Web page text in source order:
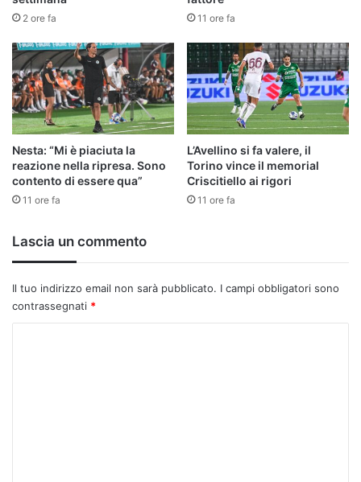
2 ore fa 11 ore fa
Nesta: “Mi è piaciuta la
reazione nella ripresa. Sono
contento di essere qua”
11 ore fa
L’Avellino si fa valere, il
Torino vince il memorial
Criscitiello ai rigori
11 ore fa
Lascia un commento
Il tuo indirizzo email non sarà pubblicato. I campi obbligatori sono
contrassegnati *